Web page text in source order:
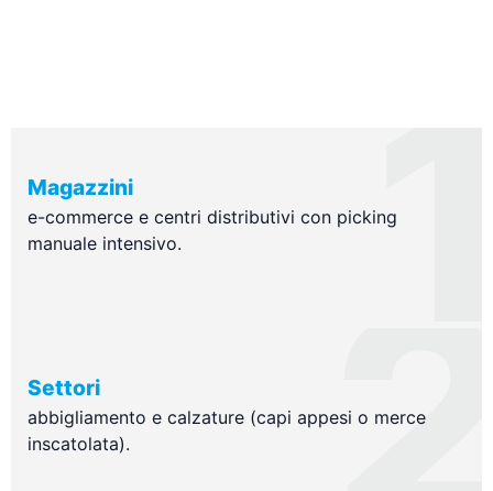
Magazzini
e-commerce e centri distributivi con picking
manuale intensivo.
Settori
abbigliamento e calzature (capi appesi o merce
inscatolata).